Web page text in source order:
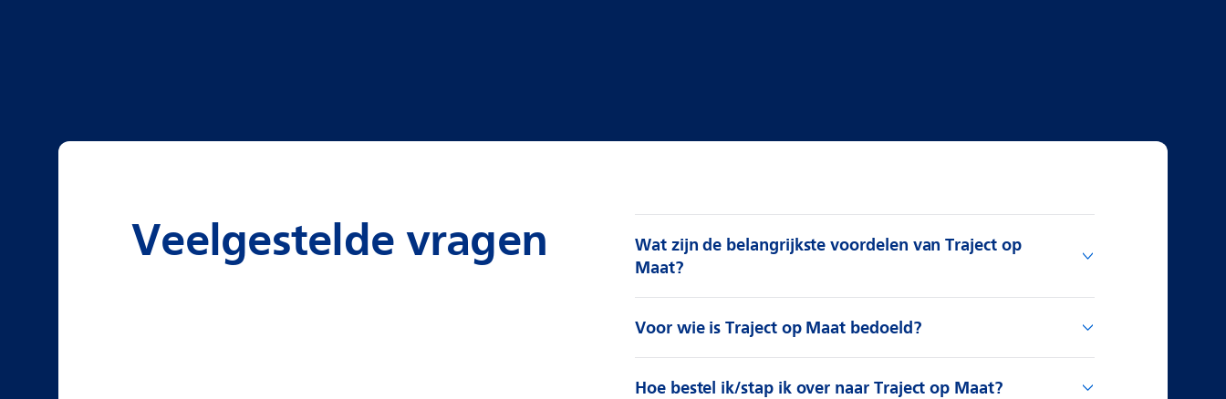
Veelgestelde vragen
Wat zijn de belangrijkste voordelen van Traject op
Maat?
Voor wie is Traject op Maat bedoeld?
Hoe bestel ik/stap ik over naar Traject op Maat?